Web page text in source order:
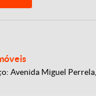
Avenida Miguel